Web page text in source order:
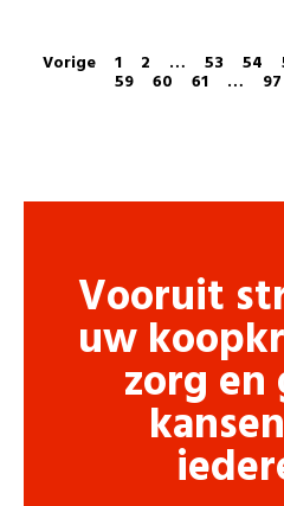
Vorige 1 2 … 53 54
59 60 61 … 97
Vooruit
uw
zorg